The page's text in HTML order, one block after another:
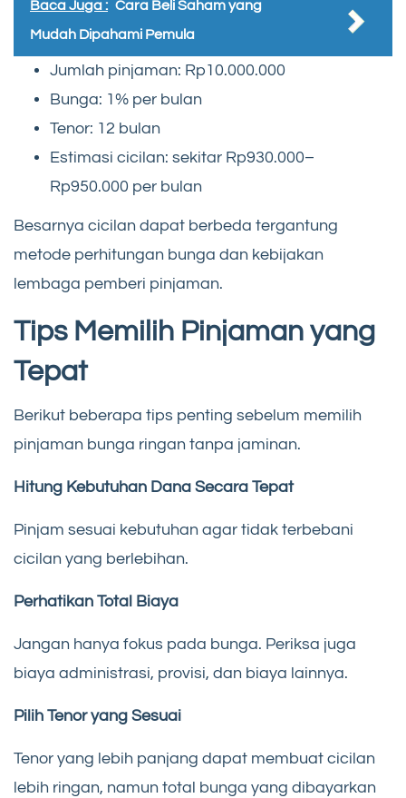
Baca Juga : Cara Beli Saham yang
Mudah Dipahami Pemula
Jumlah pinjaman: Rp10.000.000
Bunga: 1% per bulan
Tenor: 12 bulan
Estimasi cicilan: sekitar Rp930.000–
Rp950.000 per bulan
Besarnya cicilan dapat berbeda tergantung
metode perhitungan bunga dan kebijakan
lembaga pemberi pinjaman.
Tips Memilih Pinjaman yang
Tepat
Berikut beberapa tips penting sebelum memilih
pinjaman bunga ringan tanpa jaminan.
Hitung Kebutuhan Dana Secara Tepat
Pinjam sesuai kebutuhan agar tidak terbebani
cicilan yang berlebihan.
Perhatikan Total Biaya
Jangan hanya fokus pada bunga. Periksa juga
biaya administrasi, provisi, dan biaya lainnya.
Pilih Tenor yang Sesuai
Tenor yang lebih panjang dapat membuat cicilan
lebih ringan, namun total bunga yang dibayarkan